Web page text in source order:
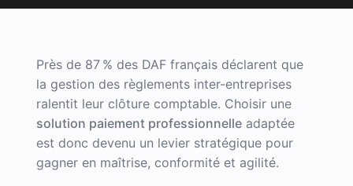
Près de 87 % des DAF français déclarent que
la gestion des règlements inter-entreprises
ralentit leur clôture comptable. Choisir une
solution paiement professionnelle adaptée
est donc devenu un levier stratégique pour
gagner en maîtrise, conformité et agilité.